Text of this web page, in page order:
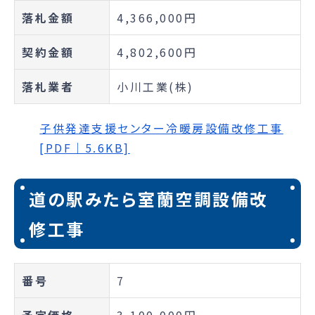
落札金額 4,366,000円
契約金額 4,802,600円
落札業者 小川工業(株)
子供発達支援センター冷暖房設備改修工事
[PDF｜5.6KB]
道の駅みたら室蘭空調設備改
修工事
番号 7